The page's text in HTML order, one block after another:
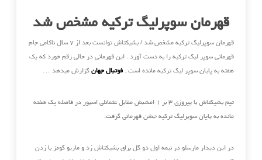
قهرمان سوپرلیگ ترکیه مشخص شد
قهرمان سوپرلیگ ترکیه مشخص شد / بشیکتاش توانست بعد از ۷ سال ناکامی جام
قهرمانی سوپر لیگ ترکیه را به دست آورد . این قهرمانی در حالی رقم خورد که یک
هفته به پایان سوپر لیگ ترکیه مانده است .فوتبال جهانگزارش میدهد …
تیم بشیکتاش با پیروزی ۳ بر ۱ امشبش مقابل عثمانلی اسپور در فاصله یک هفته
مانده به پایان ‏سوپرلیگ ترکیه جشن قهرمانی گرفت.‏
در این دیدار مارسلو در نیمه اول دو گل برای بشیکتاش زد و ماریو گومز با زدن